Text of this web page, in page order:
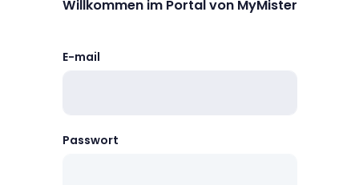
Willkommen im Portal von MyMister
E-mail
Passwort